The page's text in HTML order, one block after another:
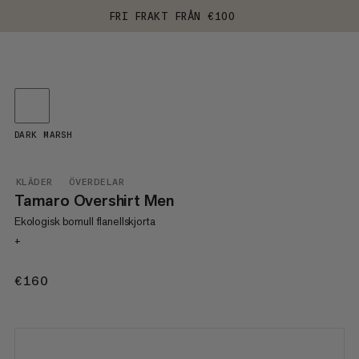
FRI FRAKT FRÅN €100
KLÄDER ÖVERDELAR
Tamaro Overshirt Men
Ekologisk bomull flanellskjorta
+
€160
DARK MARSH